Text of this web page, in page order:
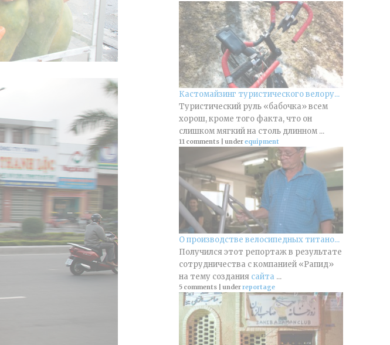
Кастомайзинг туристического велору...
Туристический руль «бабочка» всем
хорош, кроме того факта, что он
слишком мягкий на столь длинном ...
11 comments |underequipment
О производстве велосипедных титано...
Получился этот репортаж в результате
сотрудничества с компанией «Рапид»
на тему создания сайта ...
5 comments |underreportage